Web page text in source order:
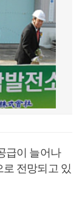
급이 늘어나
전망되고 있